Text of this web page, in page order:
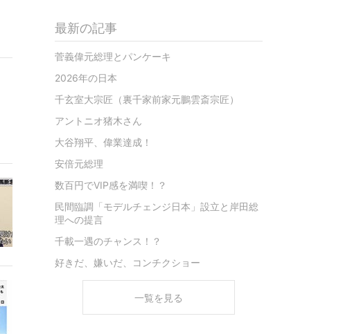
最新の記事
菅義偉元総理とパンケーキ
2026年の日本
千玄室大宗匠（裏千家前家元鵬雲斎宗匠）
アントニオ猪木さん
大谷翔平、偉業達成！
安倍元総理
数百円でVIP感を満喫！？
民間臨調「モデルチェンジ日本」設立と岸田総
理への提言
千載一遇のチャンス！？
好きだ、嫌いだ、コンチクショー
一覧を見る